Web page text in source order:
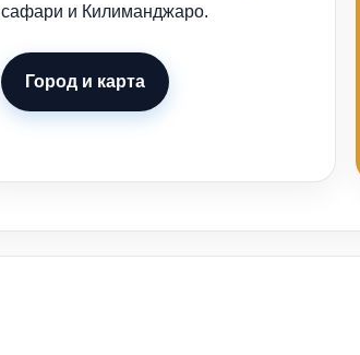
сафари и Килиманджаро.
Город и карта